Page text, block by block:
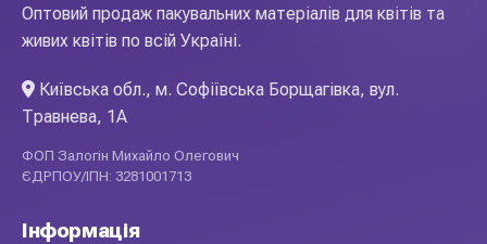
Оптовий продаж пакувальних матеріалів для квітів та
живих квітів по всій Україні.
Київська обл., м. Софіївська Борщагівка, вул.
Травнева, 1А
ФОП Залогін Михайло Олегович
ЄДРПОУ/ІПН: 3281001713
Інформація